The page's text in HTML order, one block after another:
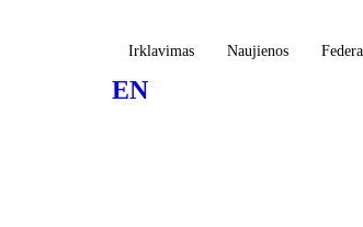
Irklavimas Naujienos
EN